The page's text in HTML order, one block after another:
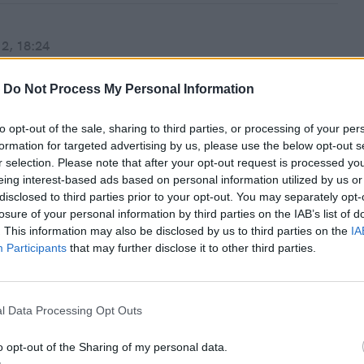
Do Not Process My Personal Information
opt-out of the sale, sharing to third parties, or processing of your
for targeted advertising by us, please use the below opt-out
selection. Please note that after your opt-out request is processed
interest-based ads based on personal information utilized by us
to third parties prior to your opt-out. You may separately
of your personal information by third parties on the IAB’s list of
This information may also be disclosed by us to third parties on the
Participants that may further disclose it to other third parties.
Data Processing Opt Outs
opt-out of the Sharing of my personal data.
18:24
reportera co sądzą o najnowszych
fikcja ma w sobie chociaż trochę prawdy? Nawet jeśli
i z zapartym tchem śledzimy "Doktora House'a",
"Suits", "The Newsroom", "Układy" czy "Ally McBeal".
pamiętać, ze to tylko serial. Pozwoli nam to uniknąć
z rzeczywistością.
ostatni mądry serial?
arcypopularnej serii postanowili w tym roku definitywnie